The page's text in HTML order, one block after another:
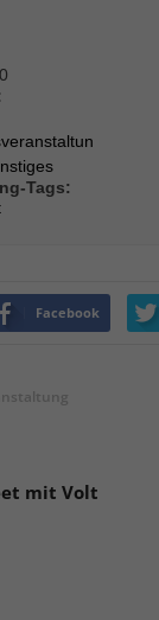
Tags:
Facebook
mit Volt